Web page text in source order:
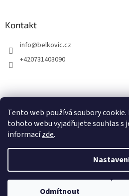
Tento web používá soubory
tohoto webu vyjadřujete souhlas s
informacízde.
Odmítnout
Registruj se a získej slevu 5%
Kontakt
info@belkovic.cz
+420731403090
Vytvořil
Copyright 2026 .